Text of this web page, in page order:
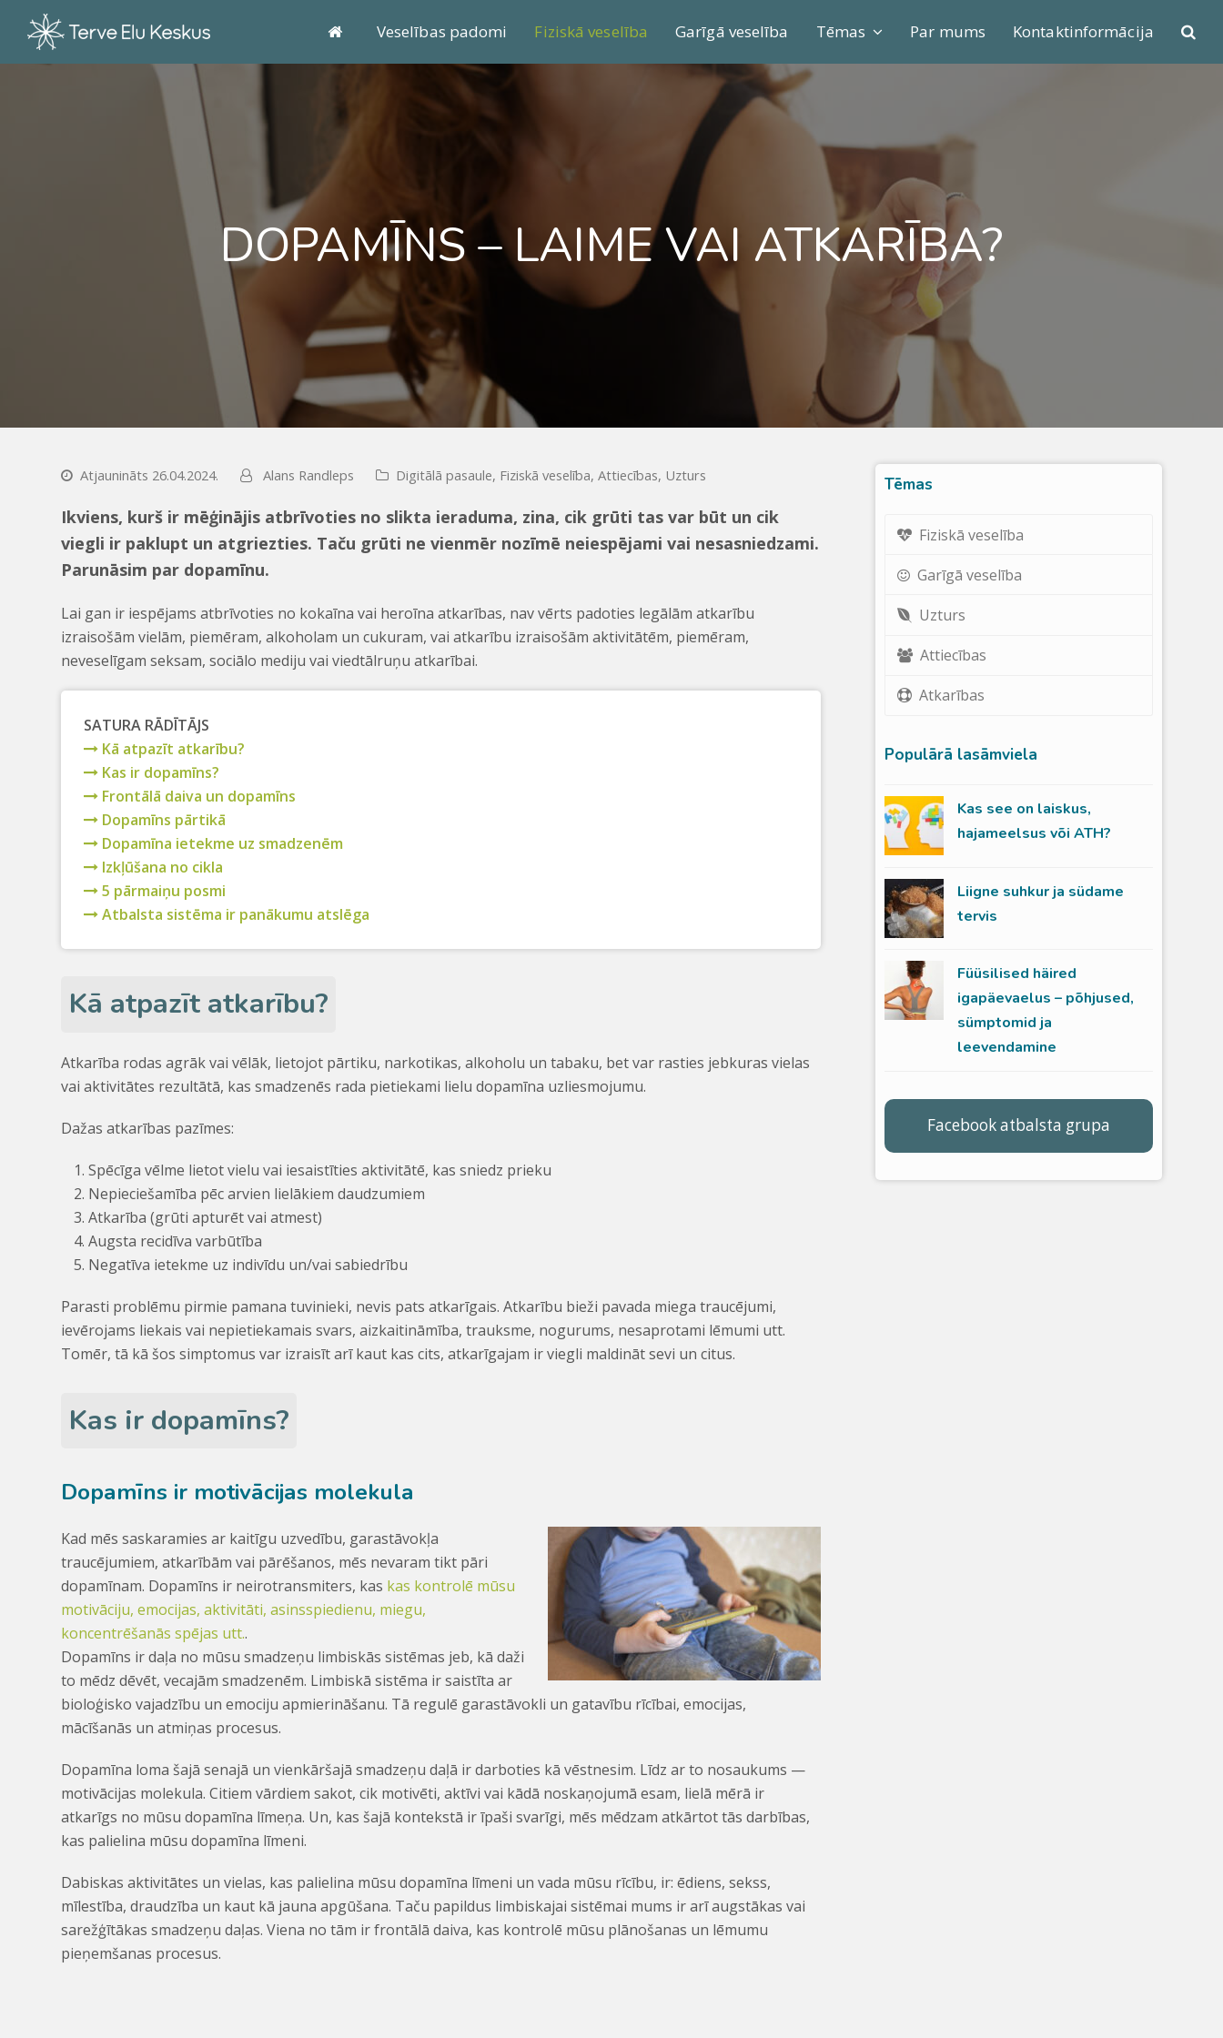
Veselības padomi Fiziskā veselība Garīgā veselība Tēmas Par mums Kontaktinformācija
DOPAMĪNS – LAIME VAI ATKARĪBA?
Atjaunināts 26.04.2024. Alans Randleps Digitālā pasaule, Fiziskā veselība,Attiecības, Uzturs
Ikviens, kurš ir mēģinājis atbrīvoties no slikta ieraduma, zina, cik grūti tas var būt un cik
viegli ir paklupt un atgriezties. Taču grūti ne vienmēr nozīmē neiespējami vai nesasniedzami.
Parunāsim par dopamīnu.
Lai gan ir iespējams atbrīvoties no kokaīna vai heroīna atkarības, nav vērts padoties legālām atkarību
izraisošām vielām, piemēram, alkoholam un cukuram, vai atkarību izraisošām aktivitātēm, piemēram,
neveselīgam seksam, sociālo mediju vai viedtālruņu atkarībai.
SATURA RĀDĪTĀJS
Kā atpazīt atkarību?
Kas ir dopamīns?
Frontālā daiva un dopamīns
Dopamīns pārtikā
Dopamīna ietekme uz smadzenēm
Izkļūšana no cikla
5 pārmaiņu posmi
Atbalsta sistēma ir panākumu atslēga
Kā atpazīt atkarību?
Atkarība rodas agrāk vai vēlāk, lietojot pārtiku, narkotikas, alkoholu un tabaku, bet var rasties jebkuras vielas
vai aktivitātes rezultātā, kas smadzenēs rada pietiekami lielu dopamīna uzliesmojumu.
Dažas atkarības pazīmes:
Spēcīga vēlme lietot vielu vai iesaistīties aktivitātē, kas sniedz prieku
Nepieciešamība pēc arvien lielākiem daudzumiem
Atkarība (grūti apturēt vai atmest)
Augsta recidīva varbūtība
Negatīva ietekme uz indivīdu un/vai sabiedrību
Parasti problēmu pirmie pamana tuvinieki, nevis pats atkarīgais. Atkarību bieži pavada miega traucējumi,
ievērojams liekais vai nepietiekamais svars, aizkaitināmība, trauksme, nogurums, nesaprotami lēmumi utt.
Tomēr, tā kā šos simptomus var izraisīt arī kaut kas cits, atkarīgajam ir viegli maldināt sevi un citus.
Kas ir dopamīns?
Dopamīns ir motivācijas molekula
Kad mēs saskaramies ar kaitīgu uzvedību, garastāvokļa
traucējumiem, atkarībām vai pārēšanos, mēs nevaram tikt pāri
dopamīnam. Dopamīns ir neirotransmiters, kas kas kontrolē mūsu
motivāciju, emocijas, aktivitāti, asinsspiedienu, miegu,
koncentrēšanās spējas utt..
Dopamīns ir daļa no mūsu smadzeņu limbiskās sistēmas jeb, kā daži
to mēdz dēvēt, vecajām smadzenēm. Limbiskā sistēma ir saistīta ar
bioloģisko vajadzību un emociju apmierināšanu. Tā regulē garastāvokli un gatavību rīcībai, emocijas,
mācīšanās un atmiņas procesus.
Dopamīna loma šajā senajā un vienkāršajā smadzeņu daļā ir darboties kā vēstnesim. Līdz ar to nosaukums —
motivācijas molekula. Citiem vārdiem sakot, cik motivēti, aktīvi vai kādā noskaņojumā esam, lielā mērā ir
atkarīgs no mūsu dopamīna līmeņa. Un, kas šajā kontekstā ir īpaši svarīgi, mēs mēdzam atkārtot tās darbības,
kas palielina mūsu dopamīna līmeni.
Dabiskas aktivitātes un vielas, kas palielina mūsu dopamīna līmeni un vada mūsu rīcību, ir: ēdiens, sekss,
mīlestība, draudzība un kaut kā jauna apgūšana. Taču papildus limbiskajai sistēmai mums ir arī augstākas vai
sarežģītākas smadzeņu daļas. Viena no tām ir frontālā daiva, kas kontrolē mūsu plānošanas un lēmumu
pieņemšanas procesus.
Tēmas
Fiziskā veselība
Garīgā veselība
Uzturs
Attiecības
Atkarības
Populārā lasāmviela
Kas see on laiskus,
hajameelsus või ATH?
Liigne suhkur ja südame
tervis
Füüsilised häired
igapäevaelus – põhjused,
sümptomid ja
leevendamine
Facebook atbalsta grupa